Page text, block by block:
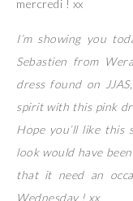
mercredi ! xx
I’m showing you
Sebastien from
dress found on
spirit with this pink
Hope you’ll like
look would have
that it need an
Wednesday ! xx